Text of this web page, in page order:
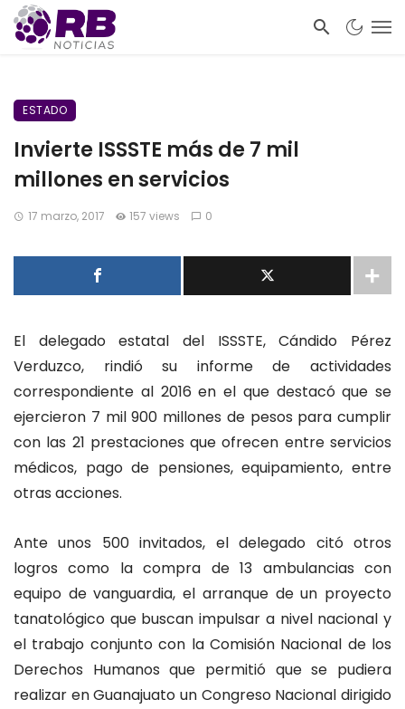
ESTADO
Invierte ISSSTE más de 7 mil
millones en servicios
17 marzo, 2017 157 views 0
El delegado estatal del ISSSTE, Cándido Pérez
Verduzco, rindió su informe de actividades
correspondiente al 2016 en el que destacó que se
ejercieron 7 mil 900 millones de pesos para cumplir
con las 21 prestaciones que ofrecen entre servicios
médicos, pago de pensiones, equipamiento, entre
otras acciones.
Ante unos 500 invitados, el delegado citó otros
logros como la compra de 13 ambulancias con
equipo de vanguardia, el arranque de un proyecto
tanatológico que buscan impulsar a nivel nacional y
el trabajo conjunto con la Comisión Nacional de los
Derechos Humanos que permitió que se pudiera
realizar en Guanajuato un Congreso Nacional dirigido